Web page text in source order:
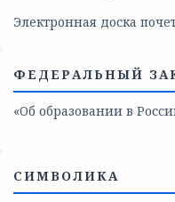
Электронная доска
ФЕДЕРАЛЬНЫЙ
«Об образовании в
СИМВОЛИКА